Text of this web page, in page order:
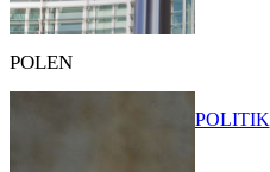
POLEN
POLITIK